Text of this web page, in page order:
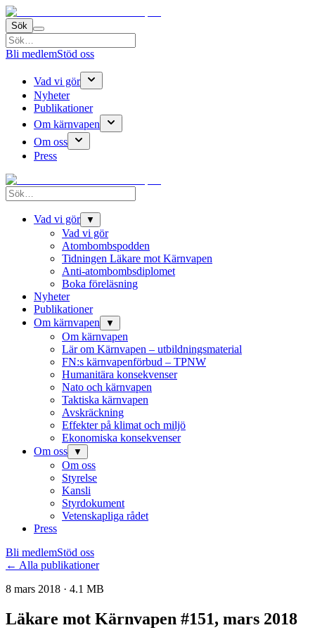
Sök
Bli medlemStöd oss
Vad vi gör
Nyheter
Publikationer
Om kärnvapen
Om oss
Press
Vad vi gör ▼
Vad vi gör
Atombombspodden
Tidningen Läkare mot Kärnvapen
Anti-atombombsdiplomet
Boka föreläsning
Nyheter
Publikationer
Om kärnvapen
▼
Om kärnvapen
Lär om Kärnvapen – utbildningsmaterial
FN:s kärnvapenförbud – TPNW
Humanitära konsekvenser
Nato och kärnvapen
Taktiska kärnvapen
Avskräckning
Effekter på klimat och miljö
Ekonomiska konsekvenser
Om oss
▼
Om oss
Styrelse
Kansli
Styrdokument
Vetenskapliga rådet
Press
Bli medlemStöd oss
← Alla publikationer
8 mars 2018 · 4.1 MB
Läkare mot Kärnvapen #151, mars 2018